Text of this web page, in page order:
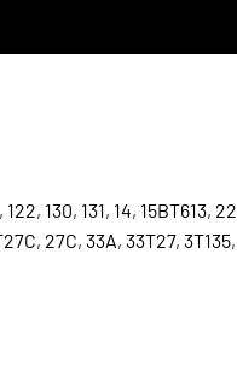
, 122, 130, 131, 14, 15BT613, 22
, 27C, 33A, 33T27, 3T135,